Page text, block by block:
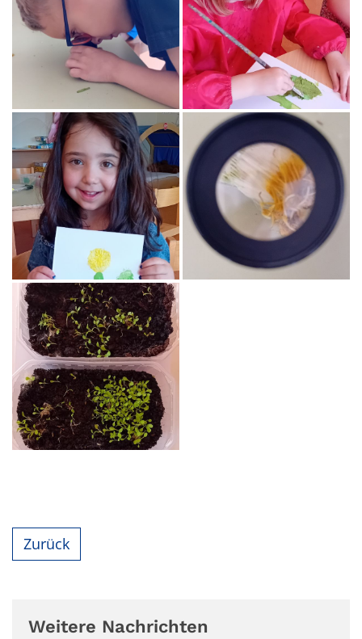
Zurück
Weitere Nachrichten